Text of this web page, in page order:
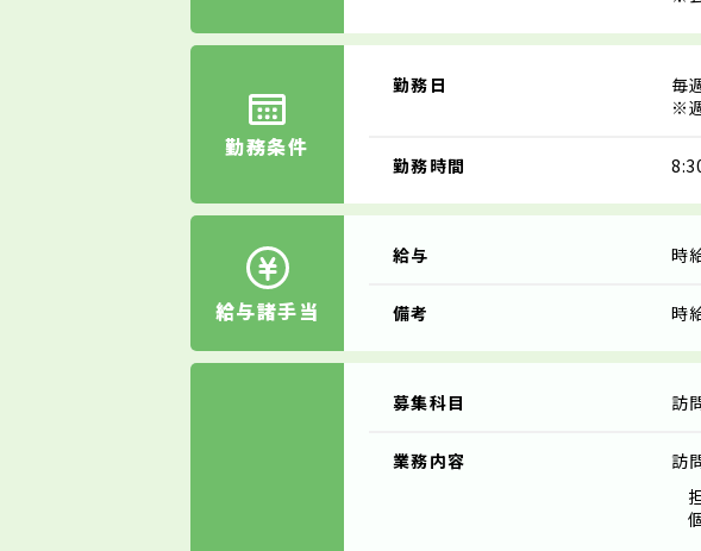
勤務条件
勤務日 毎
※
勤務時間
給与諸手当
給与 時
備考 時
募集科目 訪
業務内容
訪